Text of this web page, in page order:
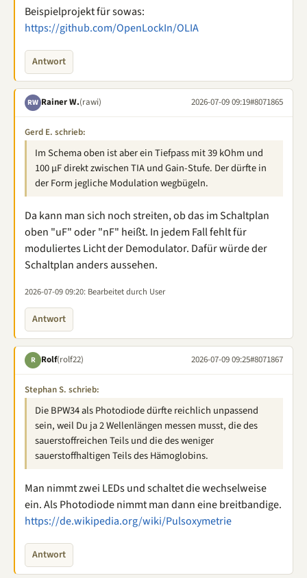
Beispielprojekt für sowas:
https://github.com/OpenLockIn/OLIA
Antwort
RW Rainer W.(rawi) 2026-07-09 09:19#8071865
Gerd E. schrieb:
Im Schema oben ist aber ein Tiefpass mit 39 kOhm und
100 µF direkt zwischen TIA und Gain-Stufe. Der dürfte in
der Form jegliche Modulation wegbügeln.
Da kann man sich noch streiten, ob das im Schaltplan
oben "uF" oder "nF" heißt. In jedem Fall fehlt für
moduliertes Licht der Demodulator. Dafür würde der
Schaltplan anders aussehen.
2026-07-09 09:20: Bearbeitet durch User
Antwort
R Rolf(rolf22) 2026-07-09 09:25#8071867
Stephan S. schrieb:
Die BPW34 als Photodiode dürfte reichlich unpassend
sein, weil Du ja 2 Wellenlängen messen musst, die des
sauerstoffreichen Teils und die des weniger
sauerstoffhaltigen Teils des Hämoglobins.
Man nimmt zwei LEDs und schaltet die wechselweise
ein. Als Photodiode nimmt man dann eine breitbandige.
https://de.wikipedia.org/wiki/Pulsoxymetrie
Antwort